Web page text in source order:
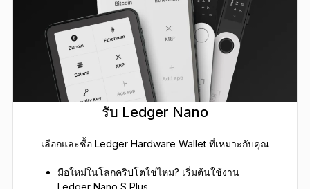
รับ Ledger Nano
เลือกและซื้อ Ledger Hardware Wallet ที่เหมาะกับคุณ
มือใหม่ในโลกคริปโตใช่ไหม? เริ่มต้นใช้งาน
Ledger Nano S Plus